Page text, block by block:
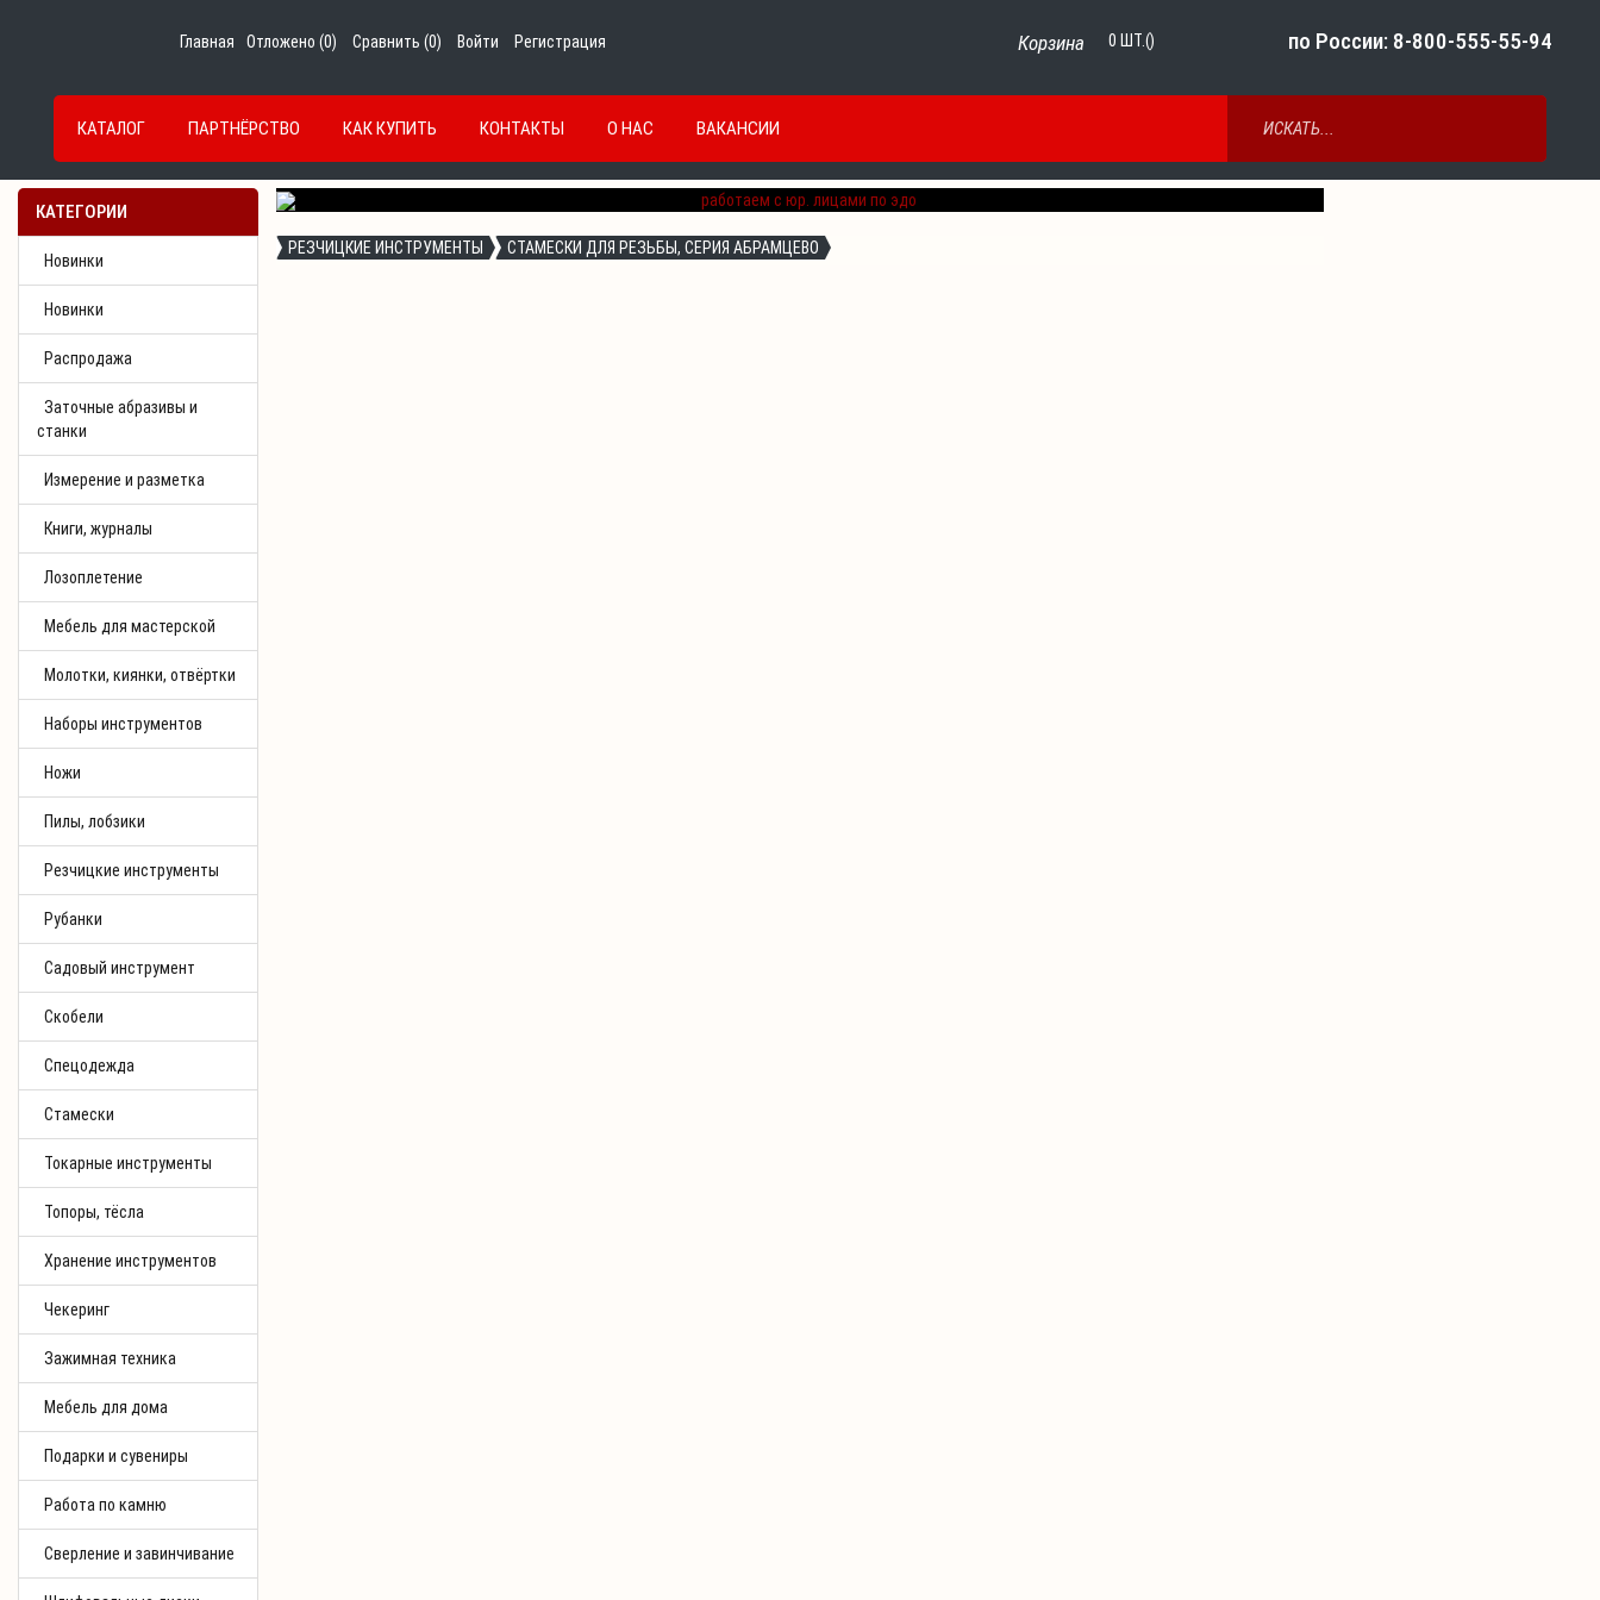
Главная Отложено (0) Сравнить (0) Войти Регистрация Корзина 0 ШТ.() по России: 8-800-555-55-94
КАТАЛОГ ПАРТНЁРСТВО КАК КУПИТЬ КОНТАКТЫ О НАС ВАКАНСИИ
КАТЕГОРИИ
Новинки
Новинки
Распродажа
Заточные абразивы и
станки
Измерение и разметка
Книги, журналы
Лозоплетение
Мебель для мастерской
Молотки, киянки, отвёртки
Наборы инструментов
Ножи
Пилы, лобзики
Резчицкие инструменты
Рубанки
Садовый инструмент
Скобели
Спецодежда
Стамески
Токарные инструменты
Топоры, тёсла
Хранение инструментов
Чекеринг
Зажимная техника
Мебель для дома
Подарки и сувениры
Работа по камню
Сверление и завинчивание
Previous Next
РЕЗЧИЦКИЕ ИНСТРУМЕНТЫ СТАМЕСКИ ДЛЯ РЕЗЬБЫ, СЕРИЯ АБРАМЦЕВО